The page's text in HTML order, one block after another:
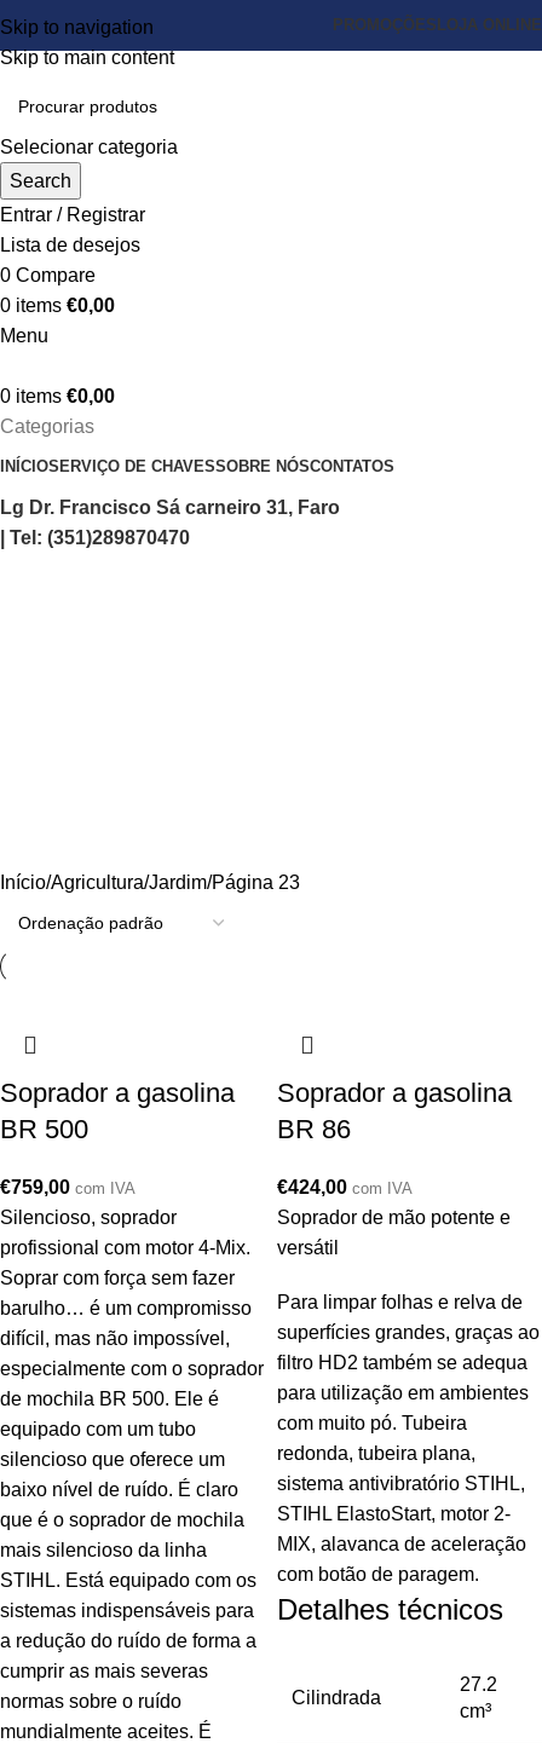
Skip to navigation
Skip to main content
PROMOÇÕES LOJA ONLINE
Selecionar categoria
Search
Entrar / Registrar
Lista de desejos
0 Compare
0 items €0,00
Menu
0 items €0,00
Categorias
INÍCIOSERVIÇO DE CHAVESSOBRE NÓSCONTATOS
Lg Dr. Francisco Sá carneiro 31, Faro
| Tel: (351)289870470
Início Agricultura/Jardim Página 23
Soprador a gasolina
BR 500
€759,00 com IVA
Silencioso, soprador
profissional com motor 4-Mix.
Soprar com força sem fazer
barulho… é um compromisso
difícil, mas não impossível,
especialmente com o soprador
de mochila BR 500. Ele é
equipado com um tubo
silencioso que oferece um
baixo nível de ruído. É claro
que é o soprador de mochila
mais silencioso da linha
STIHL. Está equipado com os
sistemas indispensáveis para
a redução do ruído de forma a
cumprir as mais severas
normas sobre o ruído
mundialmente aceites. É
Soprador a gasolina
BR 86
€424,00 com IVA
Soprador de mão potente e
versátil
Para limpar folhas e relva de
superfícies grandes, graças ao
filtro HD2 também se adequa
para utilização em ambientes
com muito pó. Tubeira
redonda, tubeira plana,
sistema antivibratório STIHL,
STIHL ElastoStart, motor 2-
MIX, alavanca de aceleração
com botão de paragem.
Detalhes técnicos
Cilindrada
27.2
cm³